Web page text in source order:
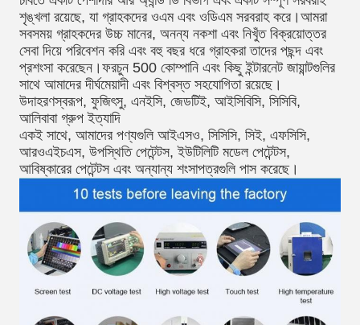
শৃঙ্খলা রয়েছে, যা গ্রাহকদের ওএম এবং ওডিএম সরবরাহ করে।আমরা
সবসময় গ্রাহকদের উচ্চ মানের, অনন্য নকশা এবং নিখুঁত বিক্রয়োত্তর
সেবা দিয়ে পরিবেশন করি এবং বহু বছর ধরে গ্রাহকরা তাদের পছন্দ এবং
প্রশংসা করেছেন।ফরচুন 500 কোম্পানি এবং কিছু ইন্টারনেট জায়ান্টগুলির
সাথে আমাদের দীর্ঘমেয়াদী এবং বিশ্বস্ত সহযোগিতা রয়েছে।
উদাহরণস্বরূপ, ফুজিৎসু, এনইসি, জেডটিই, আইসিবিসি, সিসিবি,
আলিবাবা গ্রুপ ইত্যাদি
একই সাথে, আমাদের পণ্যগুলি আইএসও, সিসিসি, সিই, এফসিসি,
আরওএইচএস, উপস্থিতি পেটেন্টস, ইউটিলিটি মডেল পেটেন্টস,
আবিষ্কারের পেটেন্টস এবং অন্যান্য শংসাপত্রগুলি পাস করেছে।